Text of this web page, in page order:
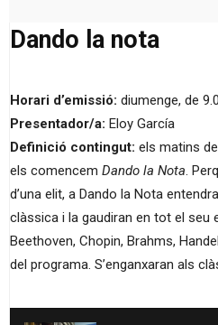
Dando la nota
Horari d’emissió: diumenge, de
Presentador/a: Eloy García
Definició contingut: els matins
els comencem Dando la Nota.
d’una elit, a Dando la Nota
clàssica i la gaudiran en tot el seu
Beethoven, Chopin, Brahms,
del programa. S’enganxaran als